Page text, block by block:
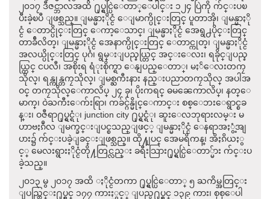
၂၀၁၇ ဒီဇင္ဘာလအထိ ႐ုပ္ရွင္ပြဲေတာ္ေပါင္း ၁၂၄ ပြဲကို က်င္းပၿ
ပီးခဲ့ၿပီ ျဖစ္သည္။ ျမန္မာႏိုင္ငံ ေျမာက္ပိုင္းတြင္ ပူတာအို၊ ျမန္မာႏို
င္ငံ ေတာင္ပိုင္းတြင္ ေကာ့ေသာင္၊ ျမန္မာႏိုင္ငံ အေရွ႕ပိုင္းတြင္
တာခ်ီလိတ္၊ ျမန္မာႏိုင္ငံ အေနာက္ပိုင္းတြင္ ေတာင္ကုတ္၊ ျမန္မာႏိုင္ငံ
အလယ္ပိုင္းတြင္ ပုဂံ၊ ရွမ္းျပည္နယ္တြင္ အင္းေလး၊ ရခိုင္ျပည္န
ယ္တြင္ ငပလီ၊ အစိုးရ ရံုးစိုက္ရာ ေနျပည္ေတာ္၊ မႏၲေလးတကၠ
သိုလ္၊ ရန္ကုန္တကၠသိုလ္၊ ျမစ္ႀကီးနား နည္းပညာတကၠသိုလ္ အပါအ
ဝင္ တကၠသိုလ္ေကာလိပ္ ၂၄ ခု၊ ပိုးကရင္ ဓမၼေကာလိပ္၊ နတ္ေ
မာက္၊ ဝဲႀကီးေက်းရြာ၊ ကခ်င္ဂ်န္မိုင္ေကာင္း စစ္ေဘးေရွာင္စခ
န္း၊ ဝဇီရာ႐ုပ္ရွင္ရံု၊ junction city ႐ုပ္ရွင္ရံု၊ ဆူးေလဘုရားလမ္း မ
ဟာဗႏၵဳလ ျမက္ခင္းျပင္စသည္ျဖင့္ ျမန္မာႏိုင္ငံ ေနရာအႏွံ့အျ
ပား၌ က်င္းပခဲ့ျခင္းျဖစ္သည္။ ထို႔ျပင္ အေမရိကန္၊ အိႏၵိယႏွ
င့္ မေလးရွားႏိုင္ငံတို႔တြင္လည္း ခရီးသြား႐ုပ္ရွင္ပြဲေတာ္မ်ား က်င္းပ
ခဲ့သည္။
၂၀၁၃ မွ ၂၀၁၇ အထိ ႏိုင္ငံတကာ ႐ုပ္ရွင္ပြဲေတာ္ ၅ ႀကိမ္အတြင္း
ျပည္တြင္း႐ုပ္ရွင္ ၁၇၇ ကားႏွင့္ ျပည္ပ႐ုပ္ရွင္ ၁၃၉ ကား၊ စုစုေပါ